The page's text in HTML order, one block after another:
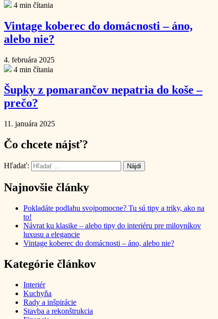
4 min čítania
Vintage koberec do domácnosti – áno,
alebo nie?
4. februára 2025
4 min čítania
Šupky z pomarančov nepatria do koše –
prečo?
11. januára 2025
Čo chcete nájsť?
Hľadať:
Najnovšie články
Pokladáte podlahu svojpomocne? Tu sú tipy a triky, ako na
to!
Návrat ku klasike – alebo tipy do interiéru pre milovníkov
luxusu a elegancie
Vintage koberec do domácnosti – áno, alebo nie?
Kategórie článkov
Interiér
Kuchyňa
Rady a inšpirácie
Stavba a rekonštrukcia